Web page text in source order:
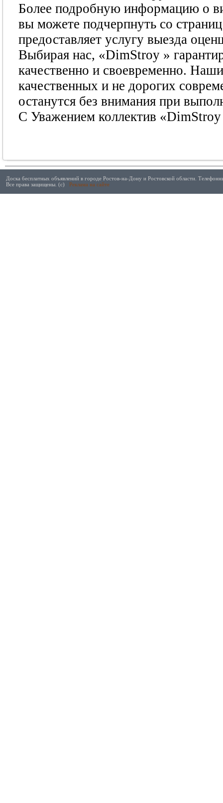
Более подробную информацию о
вы можете подчерпнуть со
предоставляет услугу выезда
Выбирая нас, «DimStroy »
качественно и своевременно.
качественных и не дорогих
останутся без внимания при
С Уважением коллектив
Доска бесплатных объявлений в городе Ростов-на-Дону и Ростовской области.
Все права защищены. (с) Реклама на сайте